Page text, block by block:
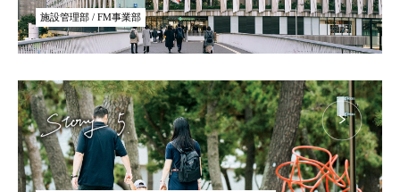
施設管理部 / FM事業部